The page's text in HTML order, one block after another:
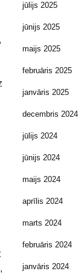
jūlijs 2025
jūnijs 2025
maijs 2025
februāris 2025
janvāris 2025
decembris 2024
jūlijs 2024
jūnijs 2024
maijs 2024
aprīlis 2024
marts 2024
februāris 2024
janvāris 2024